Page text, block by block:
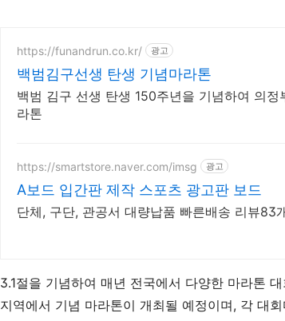
https://funandrun.co.kr/ 광고
백범김구선생 탄생 기념마라톤
백범 김구 선생 탄생 150주년을 기념하여 의
라톤
https://smartstore.naver.com/imsg 광고
A보드 입간판 제작 스포츠 광고판 보드
단체, 구단, 관공서 대량납품 빠른배송 리뷰83
3.1절을 기념하여 매년 전국에서 다양한 마라톤
지역에서 기념 마라톤이 개최될 예정이며, 각 대